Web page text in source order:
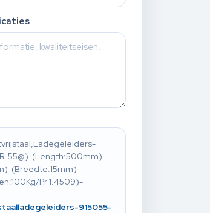
55@)-(Length:500mm)-
(Breedte:15mm)-
Pr 1.4509)-
915055-